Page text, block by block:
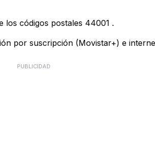
los códigos postales 44001 .
por suscripción (Movistar+) e
PUBLICIDAD